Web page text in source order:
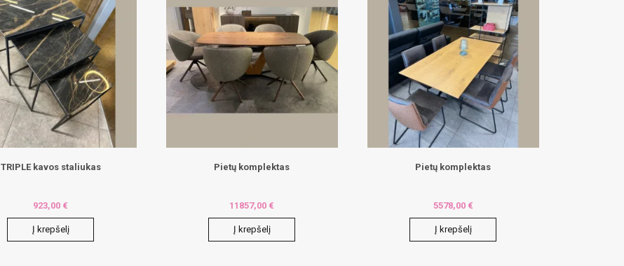
TRIPLE kavos staliukas
923,00 €
Į krepšelį
Pietų komplektas
11857,00 €
Į krepšelį
Pietų komplektas
5578,00 €
Į krepšelį